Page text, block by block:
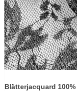
Blätterjacquard